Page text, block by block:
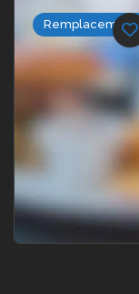
Remplacements